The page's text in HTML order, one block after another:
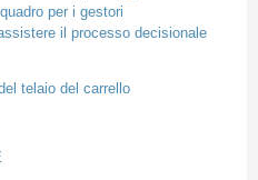
per i gestori
il processo decisionale
telaio del carrello